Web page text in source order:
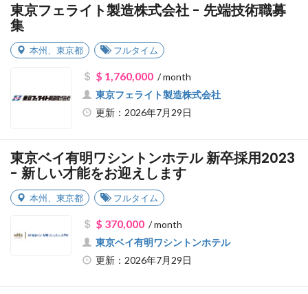
東京フェライト製造株式会社 - 先端技術職募
集
本州 東京都 フルタイム
$ 1,760,000/ month
東京フェライト製造株式会社
更新：2026年7月29日
東京ベイ有明ワシントンホテル 新卒採用2023
- 新しい才能をお迎えします
本州 東京都 フルタイム
$ 370,000/ month
東京ベイ有明ワシントンホテル
更新：2026年7月29日